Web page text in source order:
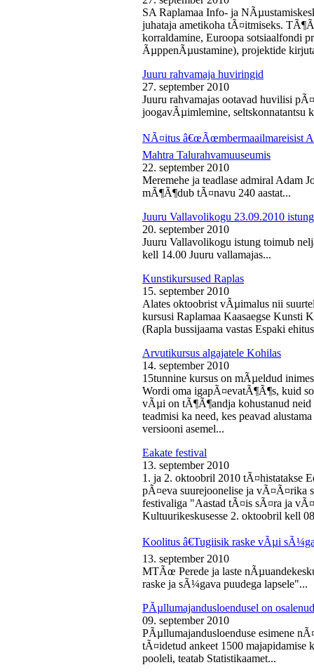
SA Raplamaa Info- ja
juhataja ametikoha tÃ¤itmiseks.
korraldamine, Euroopa sotsiaalfondi
ÃµppenÃµustamine), projektide
Juuru rahvamaja huviringid
27. september 2010
Juuru rahvamajas ootavad huvilisi
joogavÃµimlemine, seltskonnatantsu
NÃ¤itus â€œÃœmbermaailmareisist
Mahtra Talurahvamuuseumis
22. september 2010
Meremehe ja teadlase admiral Adam
mÃ¶Ã¶dub tÃ¤navu 240 aastat...
Juuru Vallavolikogu 23.09.2010 istung
20. september 2010
Juuru Vallavolikogu istung toimub
kell 14.00 Juuru vallamajas...
Kunstikursused Raplas
15. september 2010
Alates oktoobrist vÃµimalus nii
kursusi Raplamaa Kaasaegse Kunsti
(Rapla bussijaama vastas Espaki
Arvutikursus algajatele Kohilas
14. september 2010
15tunnine kursus on mÃµeldud
Wordi oma igapÃ¤evatÃ¶Ã¶s, kuid
vÃµi on tÃ¶Ã¶andja kohustanud neid
teadmisi ka need, kes peavad
versiooni asemel...
Eakate festival
13. september 2010
1. ja 2. oktoobril 2010 tÃ¤histatakse
pÃ¤eva suurejoonelise ja vÃ¤Ã¤rika
festivaliga "Aastad tÃ¤is sÃ¤ra ja
Kultuurikeskusesse 2. oktoobril kell
Koolitus â€Tugiisik raske vÃµi
13. september 2010
MTÃœ Perede ja laste
raske ja sÃ¼gava puudega lapsele"...
PÃµllumajandusloendusel on
09. september 2010
PÃµllumajandusloenduse esimene
tÃ¤idetud ankeet 1500 majapidamise
pooleli, teatab Statistikaamet...